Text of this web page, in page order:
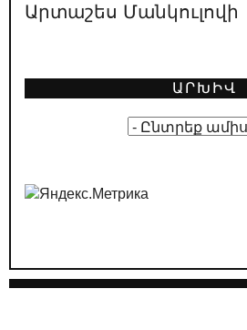
մասին
01.05.2026 / ԿԱՐԵՎՈՐ
Արտաշես Մանկուլովի
ԱՐԽԻՎ